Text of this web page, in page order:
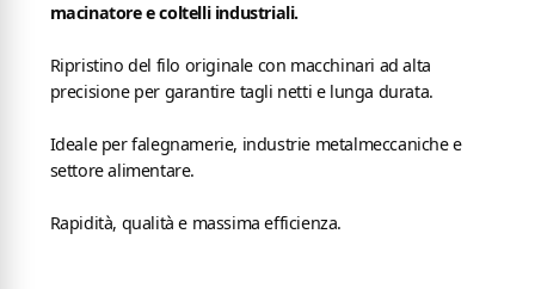
macinatore e coltelli industriali.
Ripristino del filo originale con macchinari ad alta
precisione per garantire tagli netti e lunga durata.
Ideale per falegnamerie, industrie metalmeccaniche e
settore alimentare.
Rapidità, qualità e massima efficienza.